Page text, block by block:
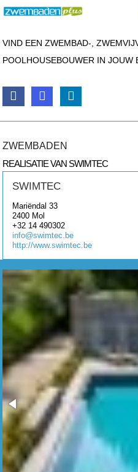
VIND EEN ZWEMBAD-,
POOLHOUSEBOUWER IN JOUW
ZWEMBADEN
REALISATIE VAN SWIMTEC
SWIMTEC
Mariëndal 33
2400 Mol
+32 14 490302
info@swimtec.be
http://www.swimtec.be